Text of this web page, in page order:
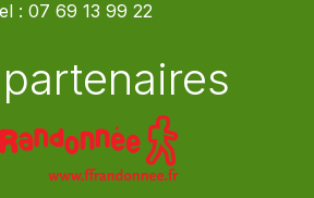
: 07 69 13 99 22